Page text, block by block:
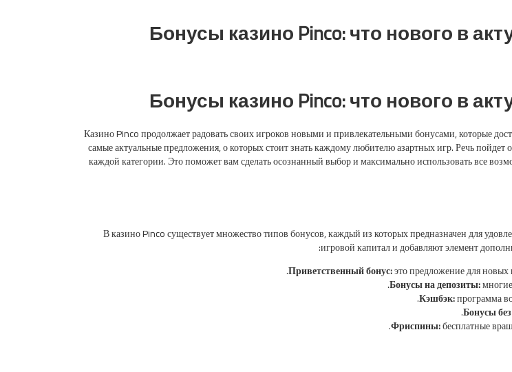
Бонусы казино Pinco: что нового в
Бонусы казино Pinco: что нового в
Казино Pinco продолжает радовать своих игроков новыми и привлекательными бонусами, которые
самые актуальные предложения, о которых стоит знать каждому любителю азартных игр. Речь
каждой категории. Это поможет вам сделать осознанный выбор и максимально использовать все
В казино Pinco существует множество типов бонусов, каждый из которых предназначен для
игровой капитал и добавляют элемент
Приветственный бонус:это предложение для новых
Бонусы на депозиты:
Кэшбэк:программа
Бонусы
Фриспины:бесплатные